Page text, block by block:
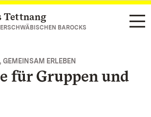
springen
Tettnang
BAROCKS
GEMEINSAM ERLEBEN
für Gruppen und